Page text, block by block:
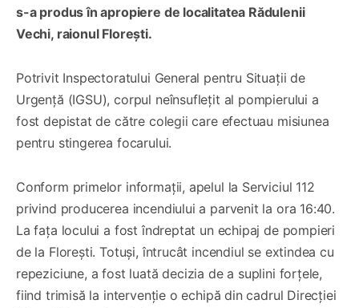
s-a produs în apropiere de localitatea Rădulenii
Vechi, raionul Florești.
Potrivit Inspectoratului General pentru Situații de
Urgență (IGSU), corpul neînsuflețit al pompierului a
fost depistat de către colegii care efectuau misiunea
pentru stingerea focarului.
Conform primelor informații, apelul la Serviciul 112
privind producerea incendiului a parvenit la ora 16:40.
La fața locului a fost îndreptat un echipaj de pompieri
de la Florești. Totuși, întrucât incendiul se extindea cu
repeziciune, a fost luată decizia de a suplini forțele,
fiind trimisă la intervenție o echipă din cadrul Direcției